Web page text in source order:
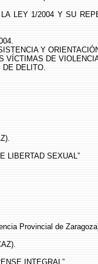
LEY 1/2004 Y SU
Y
VÍCTIMAS DE
DELITO.
LIBERTAD SEXUAL”
Provincial de
INTEGRAL”.